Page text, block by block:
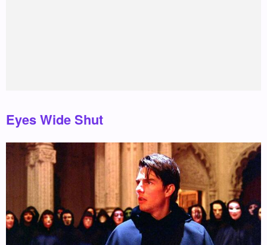
Eyes Wide Shut